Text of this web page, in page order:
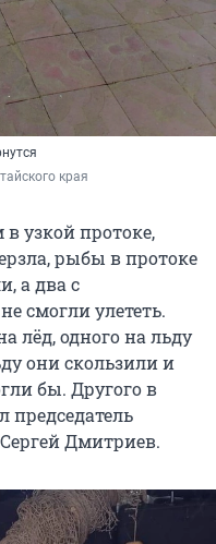
края
узкой протоке,
рыбы в протоке
а два с
смогли улететь.
лёд, одного на льду
они скользили и
бы. Другого в
председатель
Дмитриев.